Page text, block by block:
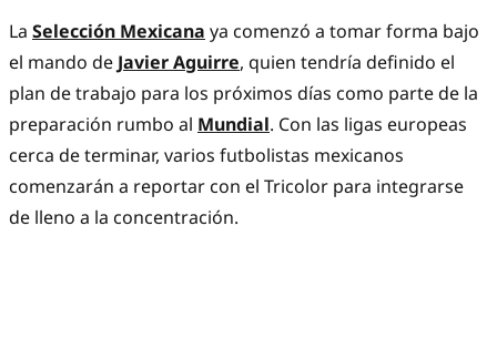
La Selección Mexicana ya comenzó a tomar forma bajo
el mando de Javier Aguirre, quien tendría definido el
plan de trabajo para los próximos días como parte de la
preparación rumbo al Mundial. Con las ligas europeas
cerca de terminar, varios futbolistas mexicanos
comenzarán a reportar con el Tricolor para integrarse
de lleno a la concentración.